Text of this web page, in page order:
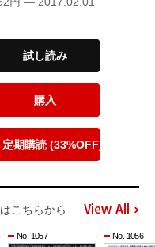
試し読み
購入
定期購読 (33%OFF)
こちらから View All
No. 1057 No. 1056